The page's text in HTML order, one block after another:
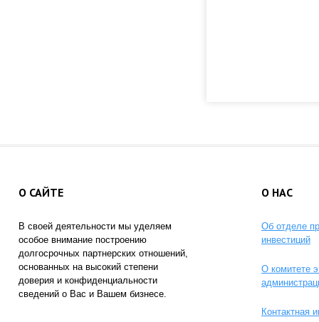
О САЙТЕ
В своей деятельности мы уделяем
особое внимание построению
долгосрочных партнерских отношений,
основанных на высокий степени
доверия и конфиденциальности
сведений о Вас и Вашем бизнесе.
О НАС
Об отделе
инвестиций
О комитете
Контактная